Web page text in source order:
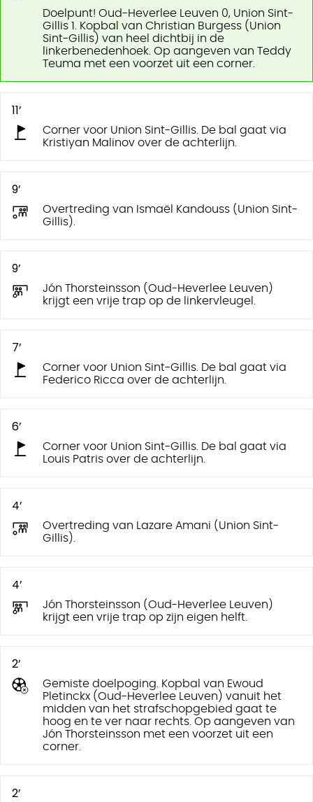
Doelpunt! Oud-Heverlee Leuven 0, Union Sint-
Gillis 1. Kopbal van Christian Burgess (Union
Sint-Gillis) van heel dichtbij in de
linkerbenedenhoek. Op aangeven van Teddy
Teuma met een voorzet uit een corner.
11’
Corner voor Union Sint-Gillis. De bal gaat via
Kristiyan Malinov over de achterlijn.
9’
Overtreding van Ismaël Kandouss (Union Sint-
Gillis).
9’
Jón Thorsteinsson (Oud-Heverlee Leuven)
krijgt een vrije trap op de linkervleugel.
7’
Corner voor Union Sint-Gillis. De bal gaat via
Federico Ricca over de achterlijn.
6’
Corner voor Union Sint-Gillis. De bal gaat via
Louis Patris over de achterlijn.
4’
Overtreding van Lazare Amani (Union Sint-
Gillis).
4’
Jón Thorsteinsson (Oud-Heverlee Leuven)
krijgt een vrije trap op zijn eigen helft.
2’
Gemiste doelpoging. Kopbal van Ewoud
Pletinckx (Oud-Heverlee Leuven) vanuit het
midden van het strafschopgebied gaat te
hoog en te ver naar rechts. Op aangeven van
Jón Thorsteinsson met een voorzet uit een
corner.
2’